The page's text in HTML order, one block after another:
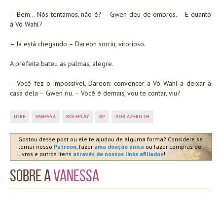
– Bem… Nós tentamos, não é? – Gwen deu de ombros. – E quanto
à Vó Wahl?
– Já está chegando – Dareon sorriu, vitorioso.
A prefeita bateu as palmas, alegre.
– Você fez o impossível, Dareon: convencer a Vó Wahl a deixar a
casa dela – Gwen riu. – Você é demais, vou te contar, viu?
LORE VANESSA ROLEPLAY RP POR AZEROTH
Gostou desse post ou ele te ajudou de alguma forma? Considere se
tornar nosso Patreon, fazer uma doação única ou fazer compras de
livros e outros itens através de nossos links afiliados!
Sobre aVanessa